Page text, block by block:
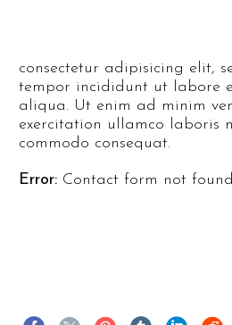
consectetur adipisicing elit,
tempor incididunt ut labore
aliqua. Ut enim ad minim
exercitation ullamco laboris
commodo consequat.
Error: Contact form not